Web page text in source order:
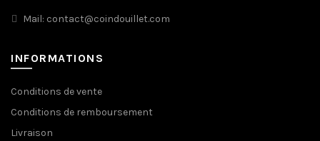
Mail: contact@coindouillet.com
INFORMATIONS
Conditions de vente
Conditions de remboursement
Livraison